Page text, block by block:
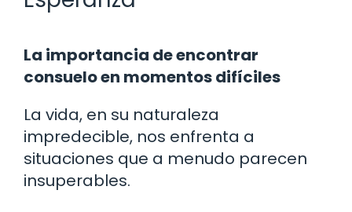
La importancia de encontrar
consuelo en momentos difíciles
La vida, en su naturaleza
impredecible, nos enfrenta a
situaciones que a menudo parecen
insuperables.